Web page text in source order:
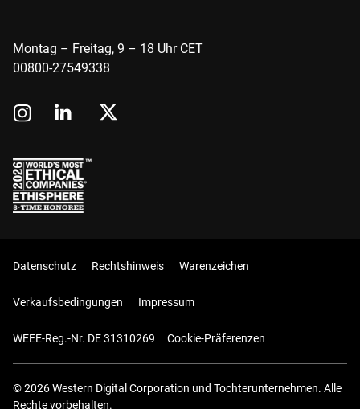
Montag – Freitag, 9 – 18 Uhr CET
00800-27549338
Datenschutz Rechtshinweis Warenzeichen
Verkaufsbedingungen Impressum
WEEE-Reg.-Nr. DE 31310269 Cookie-Präferenzen
© 2026 Western Digital Corporation und Tochterunternehmen. Alle
Rechte vorbehalten.